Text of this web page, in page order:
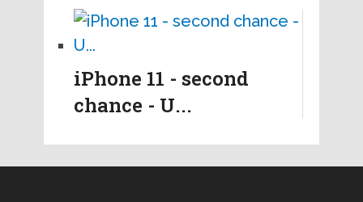
iPhone 11 - second
chance - U...